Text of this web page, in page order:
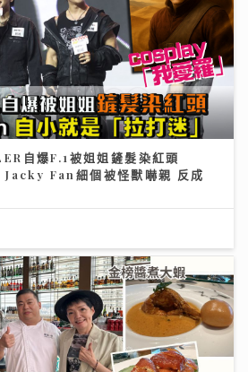
自爆F.1被姐姐鏟髮染紅頭
Fan細個被怪獸嚇親 反成